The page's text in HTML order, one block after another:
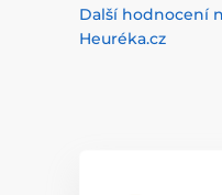
Další hodnocení
Heuréka.cz